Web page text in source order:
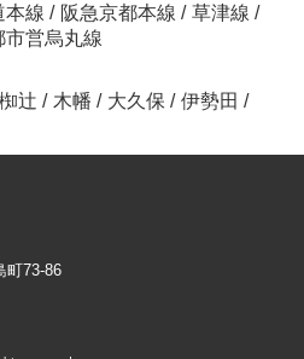
本線 / 阪急京都本線 / 草津線 /
市営烏丸線
椥辻 / 木幡 / 大久保 / 伊勢田 /
町73-86